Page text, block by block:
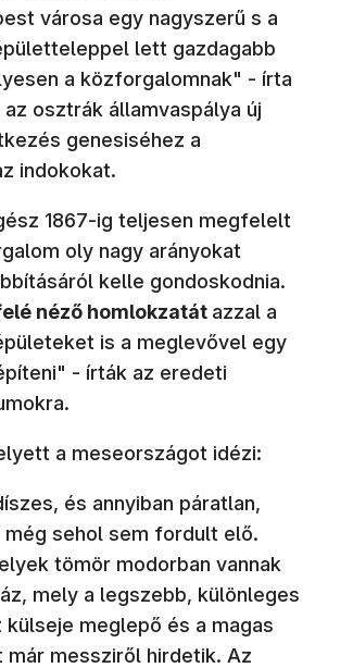
városa egy nagyszerű s a
lett gazdagabb
a közforgalomnak" - írta
osztrák államvaspálya új
genesiséhez a
indokokat.
1867-ig teljesen megfelelt
oly nagy arányokat
kelle gondoskodnia.
néző homlokzatát azzal a
is a meglevővel egy
- írták az eredeti
a meseországot idézi:
és annyiban páratlan,
még sehol sem fordult elő.
tömör modorban vannak
mely a legszebb, különleges
meglepő és a magas
messziről hirdetik. Az